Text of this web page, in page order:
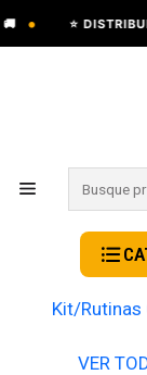
⭐
Kit/Rutinas
VER